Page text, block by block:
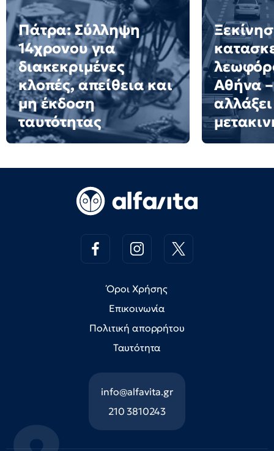
Πάτρα: Σύλληψη
14χρονου για
διακεκριμένες
κλοπές, απείθεια και
μη έκδοση
ταυτότητας
Αθήνα
αλλάξει
Όροι Χρήσης
Επικοινωνία
Πολιτική απορρήτου
Ταυτότητα
info@alfavita.gr
210 3810243